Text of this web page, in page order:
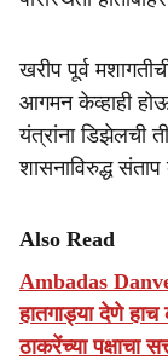
खरीप पूर्व
आगमन केव्हाही
यंत्रांना डिझेलची
शासनाविरुद्ध
Also Read
Ambadas Danve
हातगाड्या देणे
ठाकरेंच्या पक्षाचा